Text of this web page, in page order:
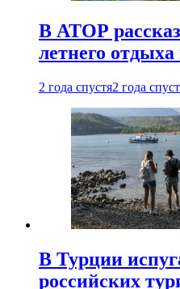
В АТОР
летнего
2 года спустя2 года
В Турции
российских